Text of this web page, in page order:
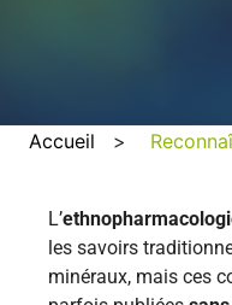
Accueil >
L’
les savoirs
minéraux, mais ces